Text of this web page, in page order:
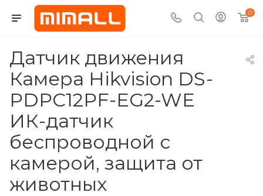
0
Датчик движения
Камера Hikvision DS-
PDPC12PF-EG2-WE
ИК-датчик
беспроводной с
камерой, защита от
животных